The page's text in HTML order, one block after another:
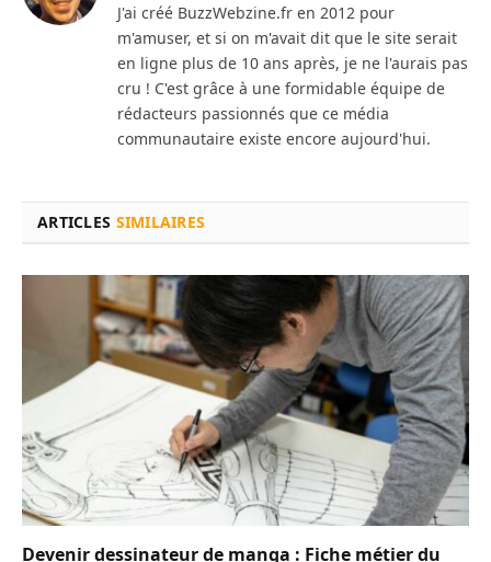
J'ai créé BuzzWebzine.fr en 2012 pour
m'amuser, et si on m'avait dit que le site serait
en ligne plus de 10 ans après, je ne l'aurais pas
cru ! C'est grâce à une formidable équipe de
rédacteurs passionnés que ce média
communautaire existe encore aujourd'hui.
ARTICLES SIMILAIRES
Devenir dessinateur de manga : Fiche métier du